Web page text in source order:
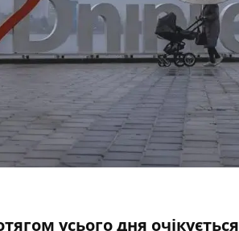
усього дня